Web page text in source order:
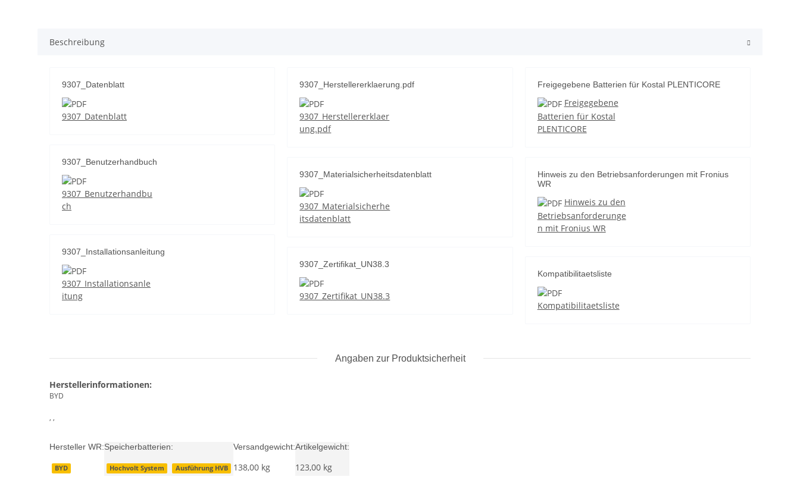
Beschreibung
9307_Datenblatt
9307_Datenblatt
9307_Benutzerhandbuch
9307_Benutzerhandbu
ch
9307_Installationsanleitung
9307_Installationsanle
itung
9307_Herstellererklaerung.pdf
9307_Herstellererklaer
ung.pdf
9307_Materialsicherheitsdatenblatt
9307_Materialsicherhe
itsdatenblatt
9307_Zertifikat_UN38.3
9307_Zertifikat_UN38.3
Freigegebene Batterien für Kostal PLENTICORE
Freigegebene
Batterien für Kostal
PLENTICORE
Hinweis zu den Betriebsanforderungen mit Fronius
WR
Hinweis zu den
Betriebsanforderunge
n mit Fronius WR
Kompatibilitaetsliste
Kompatibilitaetsliste
Angaben zur Produktsicherheit
Herstellerinformationen:
BYD
, ,
Hersteller WR:
BYD
Speicherbatterien:
Hochvolt System Ausführung HVB
Versandgewicht:
138,00 kg
Artikelgewicht:
123,00 kg